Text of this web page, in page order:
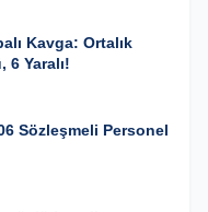
Kavga: Ortalık
6 Yaralı!
Sözleşmeli Personel